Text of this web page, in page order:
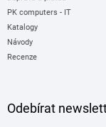
PK computers - IT
Katalogy
Návody
Recenze
Odebírat